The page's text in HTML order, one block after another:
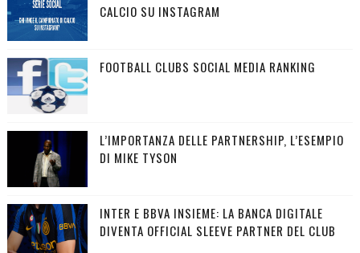
CALCIO SU INSTAGRAM
FOOTBALL CLUBS SOCIAL MEDIA RANKING
L’IMPORTANZA DELLE PARTNERSHIP, L’ESEMPIO
DI MIKE TYSON
INTER E BBVA INSIEME: LA BANCA DIGITALE
DIVENTA OFFICIAL SLEEVE PARTNER DEL CLUB